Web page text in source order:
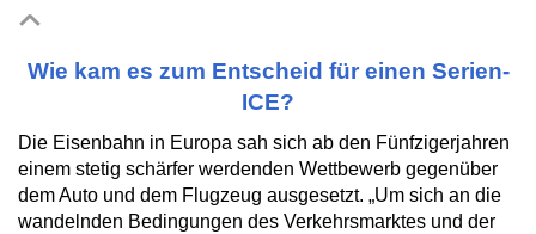
Wie kam es zum Entscheid für einen Serien-
ICE?
Die Eisenbahn in Europa sah sich ab den Fünfzigerjahren
einem stetig schärfer werdenden Wettbewerb gegenüber
dem Auto und dem Flugzeug ausgesetzt. „Um sich an die
wandelnden Bedingungen des Verkehrsmarktes und der